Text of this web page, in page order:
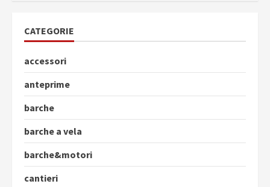
CATEGORIE
accessori
anteprime
barche
barche a vela
barche&motori
cantieri